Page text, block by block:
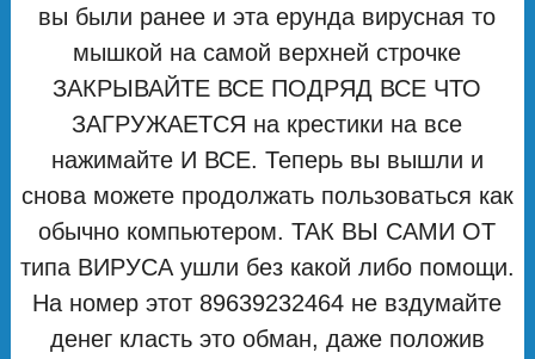
вы были ранее и эта ерунда вирусная то
мышкой на самой верхней строчке
ЗАКРЫВАЙТЕ ВСЕ ПОДРЯД ВСЕ ЧТО
ЗАГРУЖАЕТСЯ на крестики на все
нажимайте И ВСЕ. Теперь вы вышли и
снова можете продолжать пользоваться как
обычно компьютером. ТАК ВЫ САМИ ОТ
типа ВИРУСА ушли без какой либо помощи.
На номер этот 89639232464 не вздумайте
денег класть это обман, даже положив